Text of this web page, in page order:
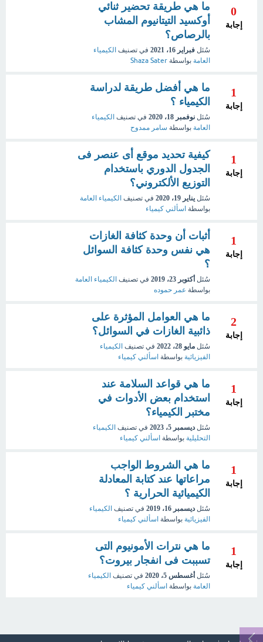
0
إجابة
ما هي طريقة تحضير ثنائي
أوكسيد التيتانيوم المشاب
بالرصاص؟
سُئل فبراير 16، 2021 في تصنيف الكيمياء
العامة بواسطة Shaza Sater
1
إجابة
ما هي أفضل طريقة لدراسة
الكيمياء ؟
سُئل نوفمبر 18، 2020 في تصنيف الكيمياء
العامة بواسطة سامر ممدوح
1
إجابة
كيفية تحديد موقع أى عنصر فى
الجدول الدوري باستخدام
التوزيع الألكتروني؟
سُئل يناير 19، 2020 في تصنيف الكيمياء العامة
بواسطة اسألني كيمياء
1
إجابة
أثبات أن وحدة كثافة الغازات
هي نفس وحدة كثافة السوائل
؟
سُئل أكتوبر 23، 2019 في تصنيف الكيمياء العامة
بواسطة عمر حموده
2
إجابة
ما هي العوامل المؤثرة على
ذائبية الغازات في السوائل؟
سُئل مايو 28، 2022 في تصنيف الكيمياء
الفيزيائية بواسطة اسألني كيمياء
1
إجابة
ما هي قواعد السلامة عند
استخدام بعض الأدوات في
مختبر الكيمياء؟
سُئل ديسمبر 5، 2023 في تصنيف الكيمياء
التحليلية بواسطة اسألني كيمياء
1
إجابة
ما هي الشروط الواجب
مراعاتها عند كتابة المعادلة
الكيميائية الحرارية ؟
سُئل ديسمبر 16، 2019 في تصنيف الكيمياء
الفيزيائية بواسطة اسألني كيمياء
1
إجابة
ما هي نترات الأمونيوم التى
تسببت فى انفجار بيروت؟
سُئل أغسطس 5، 2020 في تصنيف الكيمياء
العامة بواسطة اسألني كيمياء